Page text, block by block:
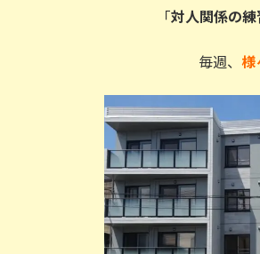
「対人関係の練
毎週、様